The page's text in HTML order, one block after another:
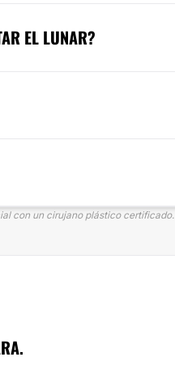
EL LUNAR?
con un cirujano plástico certificado.